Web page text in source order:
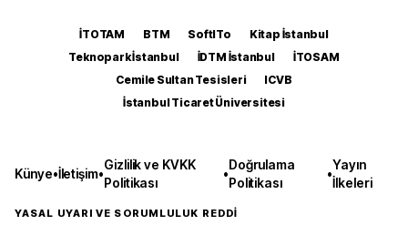
İTOTAM BTM SoftITo
Kitap İstanbul
Teknopark İstanbul
İDTM İstanbul
İTOSAM
Cemile Sultan Tesisleri
ICVB
İstanbul Ticaret Üniversitesi
Künye•İletişim•
Gizlilik ve KVKK
Politikası
•
Doğrulama
Politikası
•
Yayın
İlkeleri
YASAL UYARI VE SORUMLULUK REDDİ